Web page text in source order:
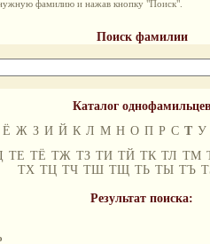
фамилию и нажав кнопку "Поиск".
Поиск фамилии
Каталог однофамильцев
Ё Ж З И Й К Л М Н О П Р С Т У
ТЕ ТЁ ТЖ ТЗ ТИ ТЙ ТК ТЛ ТМ
ТХ ТЦ ТЧ ТШ ТЩ ТЬ ТЫ ТЪ
Результат поиска: